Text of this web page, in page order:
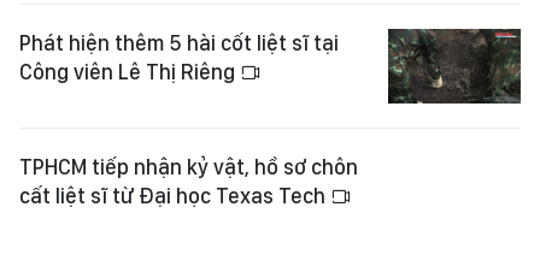
Phát hiện thêm 5 hài cốt liệt sĩ tại
Công viên Lê Thị Riêng
TPHCM tiếp nhận kỷ vật, hồ sơ chôn
cất liệt sĩ từ Đại học Texas Tech